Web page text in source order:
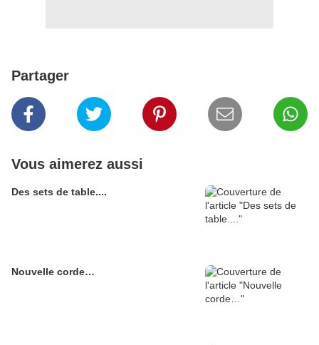
Partager
Vous aimerez aussi
Des sets de table....
Nouvelle corde…